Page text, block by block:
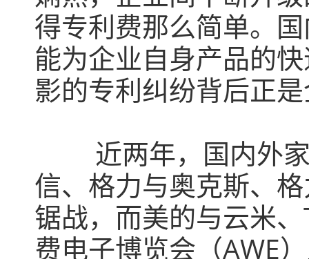
得专利费那么简单。
能为企业自身产品的
影的专利纠纷背后正
近两年，国内外
信、格力与奥克斯、
锯战，而美的与云米
费电子博览会（AWE